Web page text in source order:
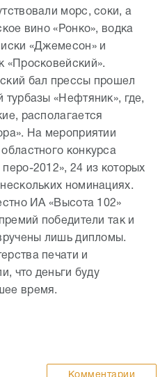
морс, соки, а
вино «Ронко», водка
«Джемесон» и
«Просковейский».
бал прессы прошел
турбазы «Нефтяник», где,
располагается
На мероприятии
конкурса
2012», 24 из которых
номинациях.
ИА «Высота 102»
победители так и
лишь дипломы.
печати и
что деньги буду
время.